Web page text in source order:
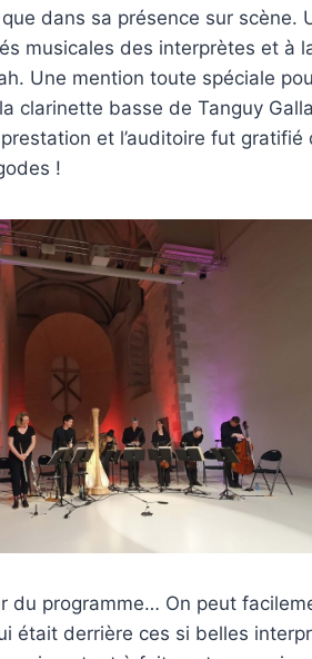
dans sa présence sur scène.
musicales des interprètes et à
Une mention toute spéciale
clarinette basse de Tanguy
et l’auditoire fut gratifié
!
du programme… On peut
était derrière ces si belles